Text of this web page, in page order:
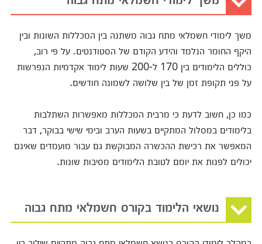
משך לימודי חשמלאי מתח גבוה משתנה בין המכללות השונות ובין
היקף החומר הנלמד והידע הקודם של הסטודנטים. על פי רוב,
כוללים הלימודים בין 170 ל-200 שעות לימוד אקדמיות הנפרשות
על פני תקופת זמן של בין שלושה לשמונה חודשים.
כמו כן, חשוב לדעת כי מרבית המכללות מאפשרות השתלבות
בלימודים במסלול המתקיים בשעות הערב ובימי שישי בבוקר, דבר
המאפשר את רכישת ההכשרה המבוקשת גם עבור מועמדים שאינם
יכולים לפנות את יומם לטובת הלימודים מסיבות שונות.
נושאי הלימוד בקורס חשמלאי מתח גבוה